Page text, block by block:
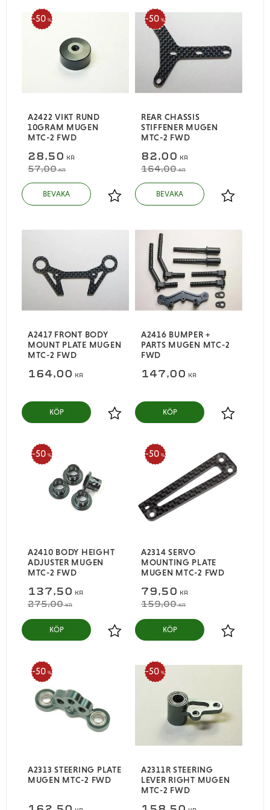
A2422 VIKT RUND
10GRAM MUGEN
MTC-2 FWD
28,50 KR
57,00KR
50 %
Lägg till i favoriter
REAR CHASSIS
STIFFENER MUGEN
MTC-2 FWD
82,00 KR
164,00KR
50 %
Lägg till i
A2417 FRONT BODY
MOUNT PLATE MUGEN
MTC-2 FWD
164,00 KR
Lägg till i favoriter
KÖP
A2416 BUMPER +
PARTS MUGEN MTC-2
FWD
147,00 KR
Lägg till i
KÖP
A2410 BODY HEIGHT
ADJUSTER MUGEN
MTC-2 FWD
137,50 KR
275,00KR
50 %
Lägg till i favoriter
KÖP
A2314 SERVO
MOUNTING PLATE
MUGEN MTC-2 FWD
79,50 KR
159,00KR
50 %
Lägg till i
KÖP
A2313 STEERING PLATE
MUGEN MTC-2 FWD
50 %
A2311R STEERING
LEVER RIGHT MUGEN
MTC-2 FWD
50 %